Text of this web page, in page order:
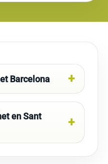
Barcelona
en Sant